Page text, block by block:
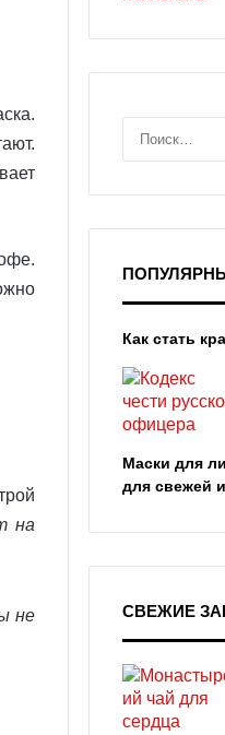
на
не
Как стать
Маски для
для свежей
СВЕЖИЕ